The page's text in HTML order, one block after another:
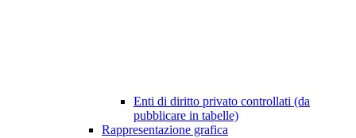
Enti di diritto privato controllati (da
pubblicare in tabelle)
Rappresentazione grafica